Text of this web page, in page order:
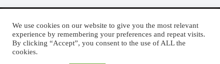
DEVORATOR MONDEN
We use cookies on our website to give you the most relevant
experience by remembering your preferences and repeat visits.
By clicking “Accept”, you consent to the use of ALL the
cookies.